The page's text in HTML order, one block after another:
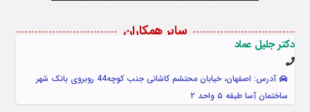
سایر همکاران
دکتر جلیل عماد
آدرس: اصفهان، خیابان محتشم کاشانی جنب کوچه44 روبروی بانک شهر
ساختمان آسا طبقه ۵ واحد ۲